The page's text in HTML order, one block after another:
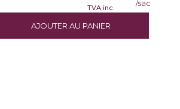
AJOUTER AU PANIER
TVA inc. /sac